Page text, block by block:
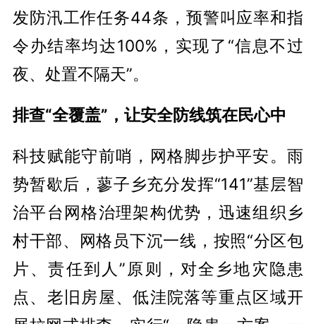
发防汛工作任务44条，预警叫应率和指
令办结率均达100%，实现了“信息不过
夜、处置不隔天”。
排查“全覆盖”，让安全防线筑在民心中
科技赋能守前哨，网格脚步护平安。雨
势暂歇后，蓼子乡充分发挥“141”基层智
治平台网格治理架构优势，迅速组织乡
村干部、网格员下沉一线，按照“分区包
片、责任到人”原则，对全乡地灾隐患
点、老旧房屋、低洼院落等重点区域开